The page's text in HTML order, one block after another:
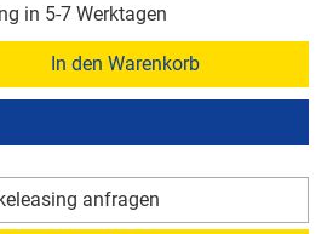
in 5-7 Werktagen
In den Warenkorb
anfragen